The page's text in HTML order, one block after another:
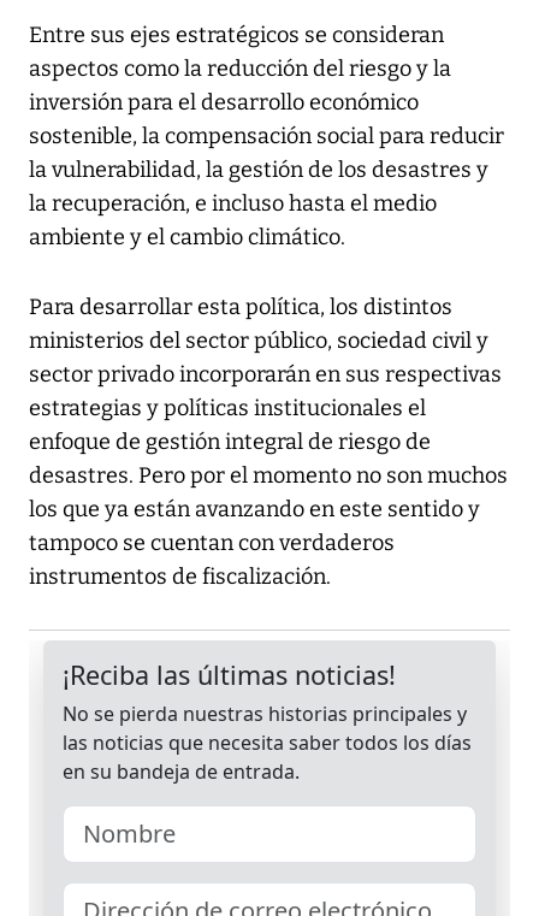
Entre sus ejes estratégicos se consideran
aspectos como la reducción del riesgo y la
inversión para el desarrollo económico
sostenible, la compensación social para reducir
la vulnerabilidad, la gestión de los desastres y
la recuperación, e incluso hasta el medio
ambiente y el cambio climático.
Para desarrollar esta política, los distintos
ministerios del sector público, sociedad civil y
sector privado incorporarán en sus respectivas
estrategias y políticas institucionales el
enfoque de gestión integral de riesgo de
desastres. Pero por el momento no son muchos
los que ya están avanzando en este sentido y
tampoco se cuentan con verdaderos
instrumentos de fiscalización.